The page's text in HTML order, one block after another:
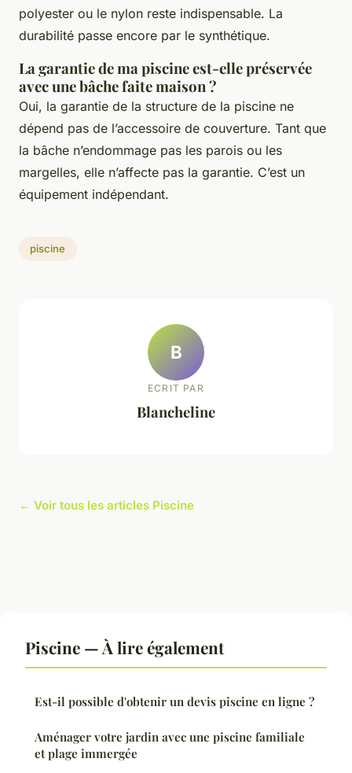
polyester ou le nylon reste indispensable. La
durabilité passe encore par le synthétique.
La garantie de ma piscine est-elle préservée
avec une bâche faite maison ?
Oui, la garantie de la structure de la piscine ne
dépend pas de l’accessoire de couverture. Tant que
la bâche n’endommage pas les parois ou les
margelles, elle n’affecte pas la garantie. C’est un
équipement indépendant.
piscine
B
ECRIT PAR
Blancheline
← Voir tous les articles Piscine
Piscine — À lire également
Est-il possible d'obtenir un devis piscine en ligne ?
Aménager votre jardin avec une piscine familiale
et plage immergée